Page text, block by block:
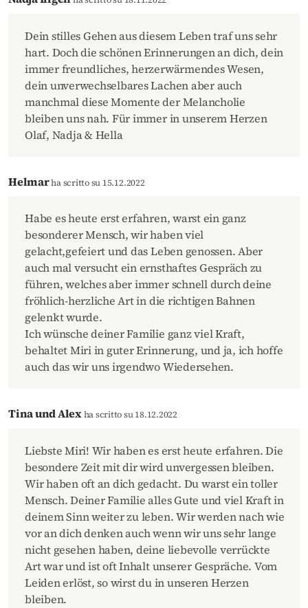
Dein stilles Gehen aus diesem Leben traf uns sehr
hart. Doch die schönen Erinnerungen an dich, dein
immer freundliches, herzerwärmendes Wesen,
dein unverwechselbares Lachen aber auch
manchmal diese Momente der Melancholie
bleiben uns nah. Für immer in unserem Herzen
Olaf, Nadja & Hella
Helmarha scritto su 15.12.2022
Habe es heute erst erfahren, warst ein ganz
besonderer Mensch, wir haben viel
gelacht,gefeiert und das Leben genossen. Aber
auch mal versucht ein ernsthaftes Gespräch zu
führen, welches aber immer schnell durch deine
fröhlich-herzliche Art in die richtigen Bahnen
gelenkt wurde.
Ich wünsche deiner Familie ganz viel Kraft,
behaltet Miri in guter Erinnerung, und ja, ich hoffe
auch das wir uns irgendwo Wiedersehen.
Tina und Alexha scritto su 18.12.2022
Liebste Miri! Wir haben es erst heute erfahren. Die
besondere Zeit mit dir wird unvergessen bleiben.
Wir haben oft an dich gedacht. Du warst ein toller
Mensch. Deiner Familie alles Gute und viel Kraft in
deinem Sinn weiter zu leben. Wir werden nach wie
vor an dich denken auch wenn wir uns sehr lange
nicht gesehen haben, deine liebevolle verrückte
Art war und ist oft Inhalt unserer Gespräche. Vom
Leiden erlöst, so wirst du in unseren Herzen
bleiben.